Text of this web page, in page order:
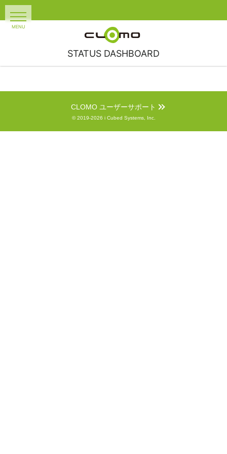
STATUS DASHBOARD
CLOMO ユーザーサポート
© 2019-2026 i Cubed Systems, Inc.